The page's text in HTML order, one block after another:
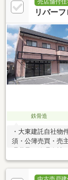
売店舗付
リバー
鉄骨造
・大東建託自社物
須・公簿売買・売
す・賃貸借契約継